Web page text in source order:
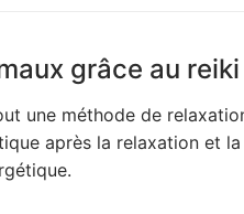
grâce au reiki
une méthode de
après la relaxation et